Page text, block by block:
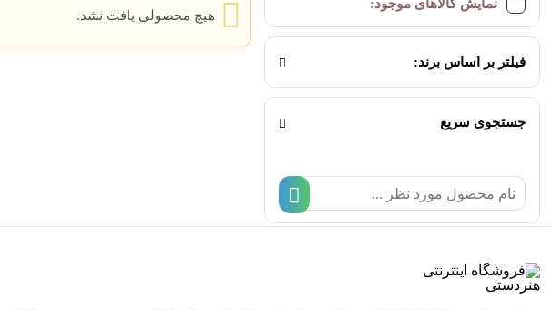
نمایش کالاهای موجود:
فیلتر بر اساس برند:
جستجوی سریع
هیچ محصولی یافت نشد.